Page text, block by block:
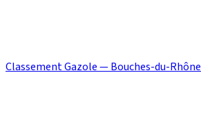
Classement Gazole — Bouches-du-Rhône